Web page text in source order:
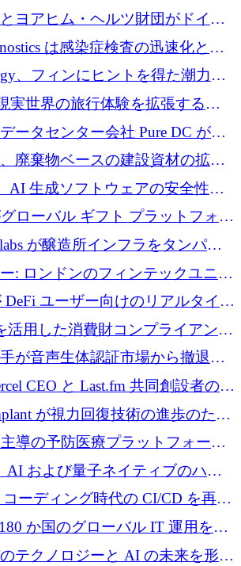
ヨアヒム・ヘルツ財団がドイツ
ップを埋めるために2,000万ユー
テック基金を立ち上げる
は感染症検査の迅速化と抗
取り組みに 500 万ポンドを寄付
、フィンにヒントを得た潮力発
拡大に向けて 430 万ポンドを調
実世界の旅行体験を拡張するた
ドルを獲得
ータセンター会社 Pure DC が欧
張に 27 億ドルを確保
廃棄物ベースの建設資材の拡大
ドを投資
AI 生成ソフトウェアの安全性を
に 1,500 万ドルを調達
ローバル ギフト プラットフォー
ために 500 万ドルを調達
が醸造所インフラをタンパク
するために 700 万ユーロを調達
: ロンドンのフィンテックユニコ
CEO、オリバー・プリル氏
DeFi ユーザー向けのリアルタイム
ンス レイヤーを構築するために
から 200 万ドルを調達
活用した消費財コンプライアンス
ームのために 400 万ドルを調達
が音声生体認証市場から撤退す
が54万6,000ポンドのプレシ
達
CEO と Last.fm 共同創設者の支
テルス撤退
が視力回復技術の進歩のため
ロを確保
導の予防医療プラットフォーム
めにシリーズ A で 2,000 万ドル
AI および量子ネイティブのハー
ンジニアリングを推進するために
ロを調達
ーディング時代の CI/CD を再発
470 万ドルをかけてステルスか
か国のグローバル IT 運用を自
に 300 万ユーロ以上を調達
テクノロジーと AI の未来を形作